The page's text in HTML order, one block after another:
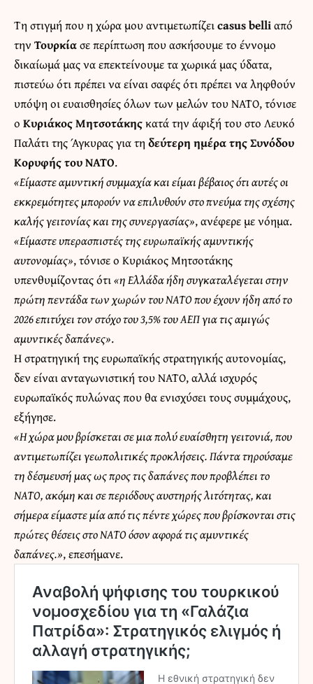
Τη στιγμή που η χώρα μου αντιμετωπίζειcasus belliαπό
την Τουρκίασε περίπτωση που ασκήσουμε το έννομο
δικαίωμά μας να επεκτείνουμε τα χωρικά μας ύδατα,
πιστεύω ότι πρέπει να είναι σαφές ότι πρέπει να ληφθούν
υπόψη οι ευαισθησίες όλων των μελών του NATO, τόνισε
ο Κυριάκος Μητσοτάκηςκατά την άφιξή του στο Λευκό
Παλάτι της Άγκυρας για τη δεύτερη ημέρα της Συνόδου
Κορυφής του ΝΑΤΟ.
«Eίμαστε αμυντική συμμαχία και είμαι βέβαιος ότι αυτές οι
εκκρεμότητες μπορούν να επιλυθούν στο πνεύμα της σχέσης
καλής γειτονίας και της συνεργασίας», ανέφερε με νόημα.
«Είμαστε υπερασπιστές της ευρωπαϊκής αμυντικής
αυτονομίας», τόνισε ο Κυριάκος Μητσοτάκης
υπενθυμίζοντας ότι«η Ελλάδα ήδη συγκαταλέγεται στην
πρώτη πεντάδα των χωρών του ΝΑΤΟ που έχουν ήδη από το
2026 επιτύχει τον στόχο του 3,5% του ΑΕΠ για τις αμιγώς
αμυντικές δαπάνες».
Η στρατηγική της ευρωπαϊκής στρατηγικής αυτονομίας,
δεν είναι ανταγωνιστική του ΝΑΤΟ, αλλά ισχυρός
ευρωπαϊκός πυλώνας που θα ενισχύσει τους συμμάχους,
εξήγησε.
«Η χώρα μου βρίσκεται σε μια πολύ ευαίσθητη γειτονιά, που
αντιμετωπίζει γεωπολιτικές προκλήσεις. Πάντα τηρούσαμε
τη δέσμευσή μας ως προς τις δαπάνες που προβλέπει το
ΝΑΤΟ, ακόμη και σε περιόδους αυστηρής λιτότητας, και
σήμερα είμαστε μία από τις πέντε χώρες που βρίσκονται στις
πρώτες θέσεις στο ΝΑΤΟ όσον αφορά τις αμυντικές
δαπάνες.», επεσήμανε.